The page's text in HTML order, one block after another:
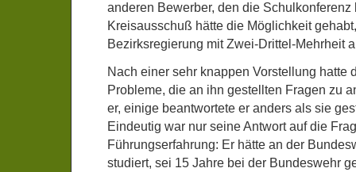
anderen Bewerber, den die Schulkonferenz
Kreisausschuß hätte die Möglichkeit
Bezirksregierung mit Zwei-Drittel-Mehrheit
Nach einer sehr knappen Vorstellung hatte
Probleme, die an ihn gestellten Fragen zu
er, einige beantwortete er anders als sie
Eindeutig war nur seine Antwort auf die
Führungserfahrung: Er hätte an der
studiert, sei 15 Jahre bei der Bundeswehr